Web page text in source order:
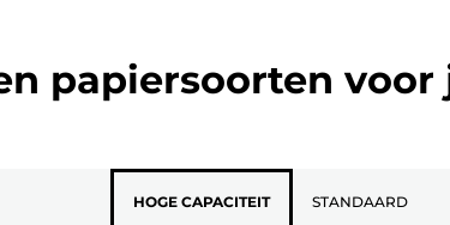
papiersoorten voor
HOGE CAPACITEIT STANDAARD